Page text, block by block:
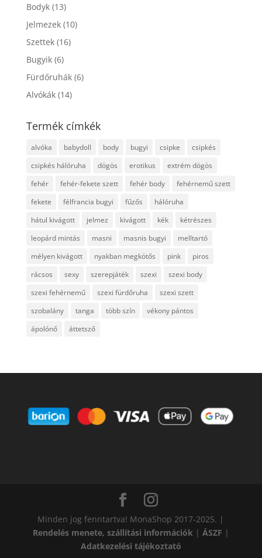
Bodyk (13)
Jelmezek (10)
Szettek (16)
Bugyik (6)
Fürdőruhák (6)
Alvókák (14)
Termék címkék
alvóka babydoll body bugyi csipke
csipkés
csipkés hálóruha
dögös erotikus
extrém dögös
fehér
fehér-fekete szett fehér body
fehérnemű szett
fekete
félfrancia bugyi fűzős
hálóruha
hátul kivágott
jelmez kivágott kék
kétrészes
leopárd mintás
masni masnis bugyi
melltartó
mélyen kivágott
nyakban megkötős pink
piros
rácsos
sexy szerepjáték szexi
szexi body
szexi fehérnemű
szexi fürdőruha
szexi szett
szobalány
tanga több szín
vékony pántos
ápolónő
áttetsző
Minden jog fenntartva! MonaShop 2017-2025. |
Rendelés menete, szállítási információk| ÁSZF |
Adatkezelési tájékoztató